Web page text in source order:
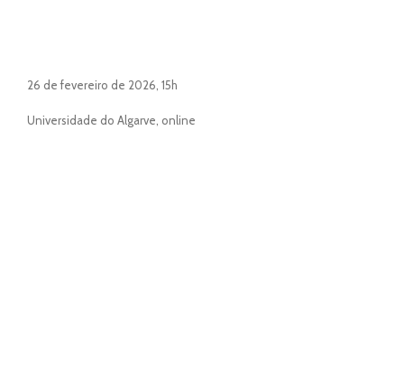
26 de fevereiro de 2026, 15h
Universidade do Algarve, online